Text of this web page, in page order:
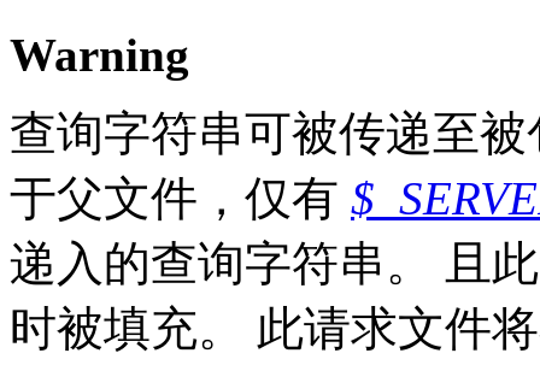
Warning
查询字符串可被传递至
于父文件，仅有
递入的查询字符串。 且
时被填充。 此请求文件